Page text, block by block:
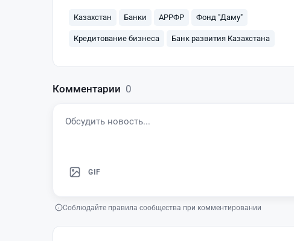
Казахстан Банки АРРФР Фонд "Даму"
Кредитование бизнеса Банк развития Казахстана
Комментарии 0
GIF
Соблюдайте правила сообщества при комментировании